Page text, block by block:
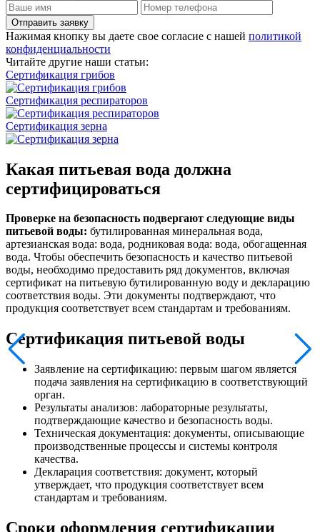
Отправить заявку
Нажимая кнопку вы даете свое согласие с нашей политикой
конфиденциальности
Читайте другие наши статьи:
Сертификация грибов
Сертификация респираторов
Сертификация зерна
Какая питьевая вода должна
сертифицироваться
Проверке на безопасность подвергают следующие виды
питьевой воды: бутилированная минеральная вода,
артезианская вода: вода, родниковая вода: вода, обогащенная
вода. Чтобы обеспечить безопасность и качество питьевой
воды, необходимо предоставить ряд документов, включая
сертификат на питьевую бутилированную воду и декларацию
соответствия воды. Эти документы подтверждают, что
продукция соответствует всем стандартам и требованиям.
Сертификация питьевой воды
Заявление на сертификацию: первым шагом является
подача заявления на сертификацию в соответствующий
орган.
Результаты анализов: лабораторные результаты,
подтверждающие качество и безопасность воды.
Техническая документация: документы, описывающие
производственные процессы и системы контроля
качества.
Декларация соответствия: документ, который
утверждает, что продукция соответствует всем
стандартам и требованиям.
Сроки оформления сертификации